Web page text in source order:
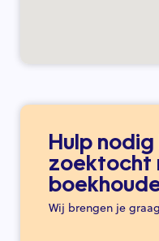
Hulp
zoektocht
Wij brengen je